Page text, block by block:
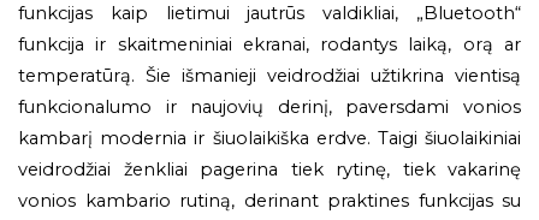
funkcijas kaip lietimui jautrūs valdikliai, „Bluetooth“
funkcija ir skaitmeniniai ekranai, rodantys laiką, orą ar
temperatūrą. Šie išmanieji veidrodžiai užtikrina vientisą
funkcionalumo ir naujovių derinį, paversdami vonios
kambarį modernia ir šiuolaikiška erdve. Taigi šiuolaikiniai
veidrodžiai ženkliai pagerina tiek rytinę, tiek vakarinę
vonios kambario rutiną, derinant praktines funkcijas su